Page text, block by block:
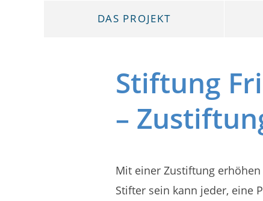
DAS PROJEKT
Stiftung
–
Mit einer Zustiftung
Stifter sein kann jeder, eine